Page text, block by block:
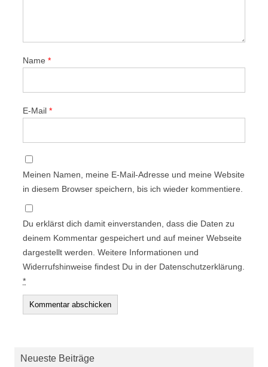
Name *
E-Mail *
Meinen Namen, meine E-Mail-Adresse und meine Website
in diesem Browser speichern, bis ich wieder kommentiere.
Du erklärst dich damit einverstanden, dass die Daten zu
deinem Kommentar gespeichert und auf meiner Webseite
dargestellt werden. Weitere Informationen und
Widerrufshinweise findest Du in der Datenschutzerklärung.
*
Neueste Beiträge